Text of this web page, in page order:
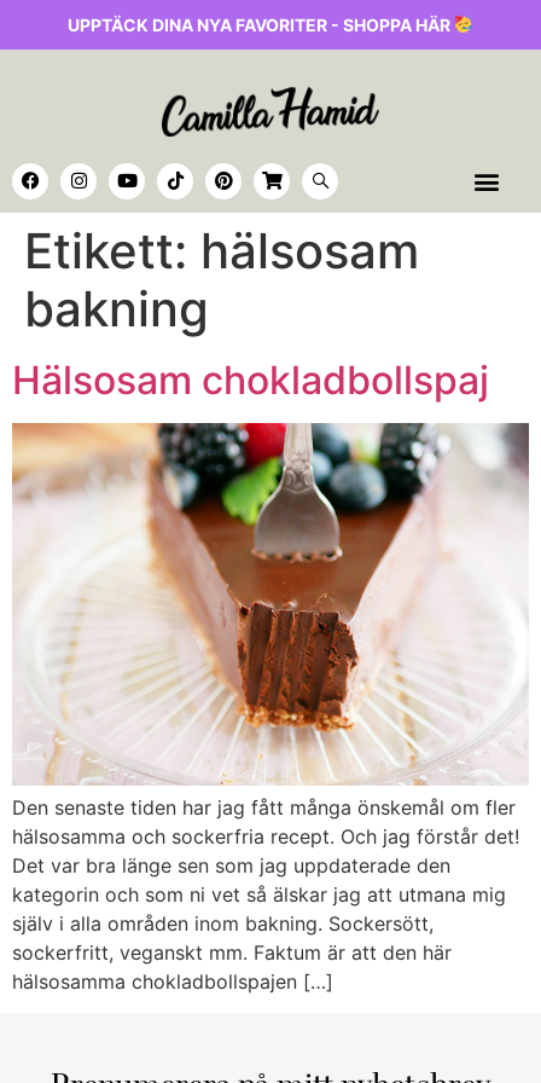
UPPTÄCK DINA NYA FAVORITER - SHOPPA HÄR
Etikett: hälsosam
bakning
Hälsosam chokladbollspaj
Den senaste tiden har jag fått många önskemål om fler
hälsosamma och sockerfria recept. Och jag förstår det!
Det var bra länge sen som jag uppdaterade den
kategorin och som ni vet så älskar jag att utmana mig
själv i alla områden inom bakning. Sockersött,
sockerfritt, veganskt mm. Faktum är att den här
hälsosamma chokladbollspajen […]